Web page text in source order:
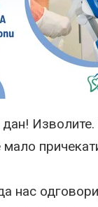
Изволите.
мало
нас